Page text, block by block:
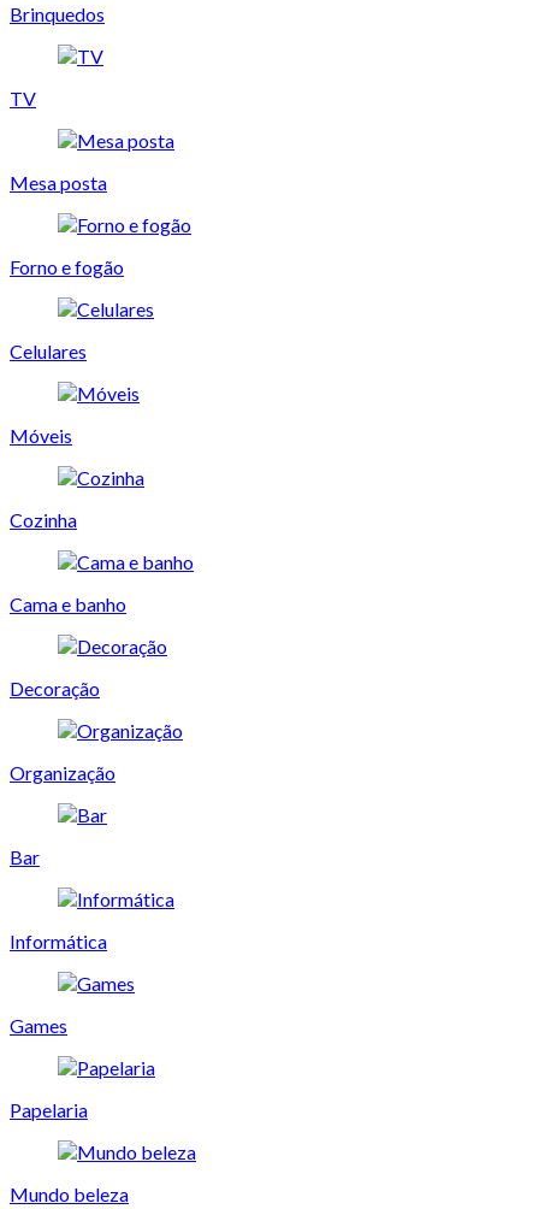
Brinquedos
TV
Mesa posta
Forno e fogão
Celulares
Móveis
Cozinha
Cama e banho
Decoração
Organização
Bar
Informática
Games
Papelaria
Mundo beleza